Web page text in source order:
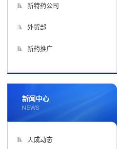
新特药公司
外贸部
新药推广
新闻中心
NEWS
天成动态